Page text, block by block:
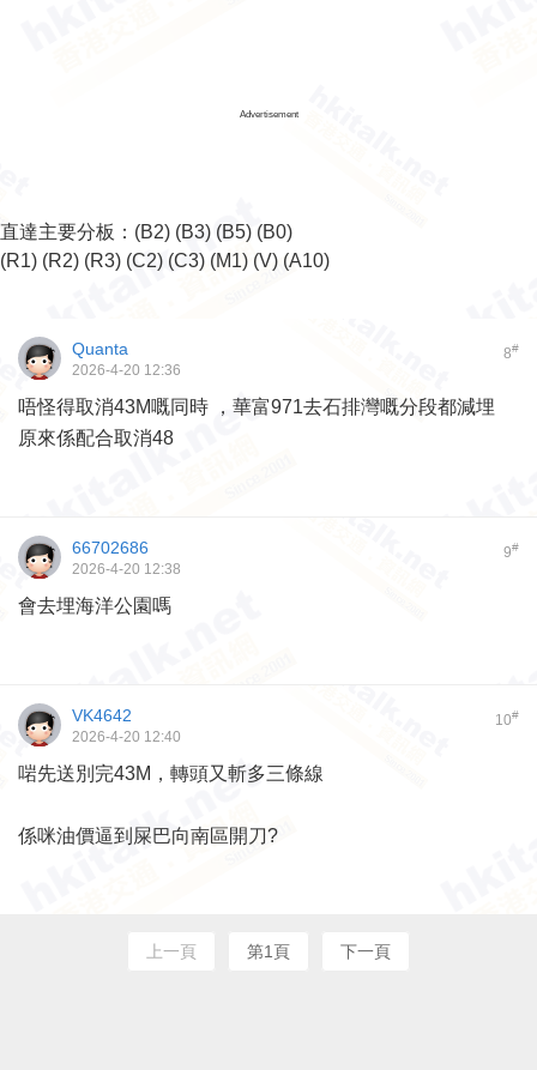
Advertisement
直達主要分板： (B2) (B3) (B5) (B0)
(R1) (R2) (R3) (C2) (C3) (M1) (V) (A10)
8#
Quanta
2026-4-20 12:36
唔怪得取消43M嘅同時 ，華富971去石排灣嘅分段都減埋
原來係配合取消48
9#
66702686
2026-4-20 12:38
會去埋海洋公園嗎
10#
VK4642
2026-4-20 12:40
啱先送別完43M，轉頭又斬多三條線
係咪油價逼到屎巴向南區開刀?
上一頁 第1頁 下一頁